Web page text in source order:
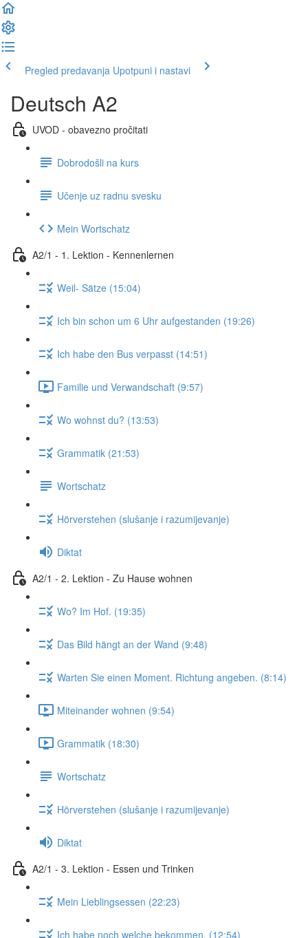
Pregled predavanja Upotpuni i nastavi
Deutsch A2
UVOD - obavezno pročitati
Dobrodošli na kurs
Učenje uz radnu svesku
Mein Wortschatz
A2/1 - 1. Lektion - Kennenlernen
Weil- Sätze (15:04)
Ich bin schon um 6 Uhr aufgestanden (19:26)
Ich habe den Bus verpasst (14:51)
Familie und Verwandschaft (9:57)
Wo wohnst du? (13:53)
Grammatik (21:53)
Wortschatz
Hörverstehen (slušanje i razumijevanje)
Diktat
A2/1 - 2. Lektion - Zu Hause wohnen
Wo? Im Hof. (19:35)
Das Bild hängt an der Wand (9:48)
Warten Sie einen Moment. Richtung angeben. (8:14)
Miteinander wohnen (9:54)
Grammatik (18:30)
Wortschatz
Hörverstehen (slušanje i razumijevanje)
Diktat
A2/1 - 3. Lektion - Essen und Trinken
Mein Lieblingsessen (22:23)
Ich habe noch welche bekommen. (12:54)